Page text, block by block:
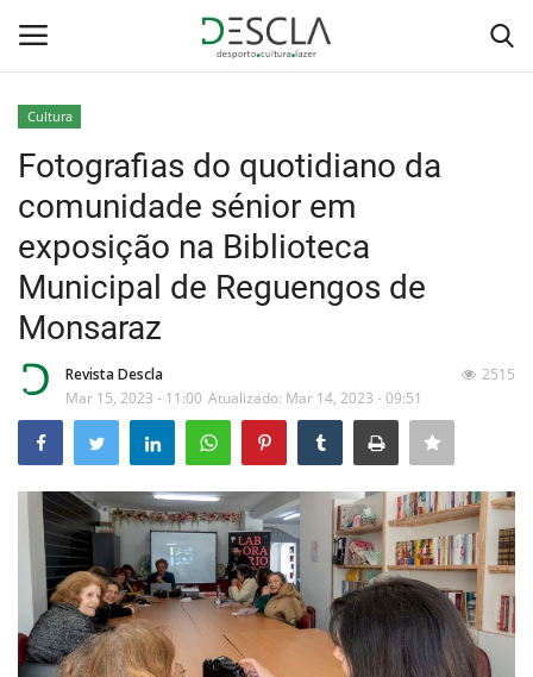
Home
...by Descla
Desporto
Contactos
Sobre Nós
Educação
Estatuto Editorial
Saúde
Cultura
Fotografias do quotidiano da
comunidade sénior em
exposição na Biblioteca
Municipal de Reguengos de
Monsaraz
Revista Descla
Mar 15, 2023 - 11:00 Atualizado: Mar 14, 2023 - 09:51
2515